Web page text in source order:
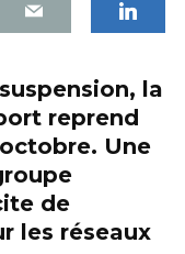
la
reprend
Une
de
les réseaux